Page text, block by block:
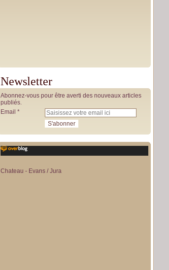
Newsletter
Abonnez-vous pour être averti des nouveaux articles
publiés.
Email
Chateau - Evans / Jura